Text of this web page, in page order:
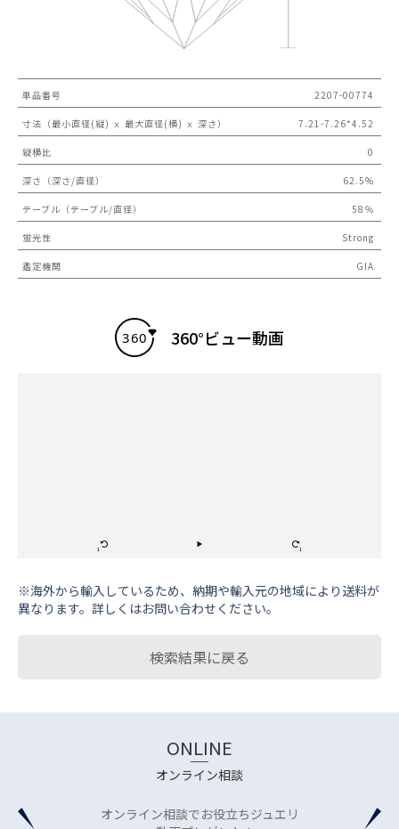
単品番号 2207-00774
寸法（最小直径(縦) ｘ 最大直径(横) ｘ 深さ） 7.21-7.26*4.52
縦横比 0
深さ（深さ/直径） 62.5%
テーブル（テーブル/直径） 58％
蛍光性 Strong
鑑定機関 GIA
360°ビュー動画
※海外から輸⼊しているため、納期や輸⼊元の地域により送料が
異なります。詳しくはお問い合わせください。
検索結果に戻る
ONLINE
オンライン相談
オンライン相談でお役立ちジュエリ